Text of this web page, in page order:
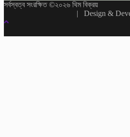
সর্বস্বত্ব সংরক্ষিত ©২০২৬ থিম বিক্রয়
| Design &